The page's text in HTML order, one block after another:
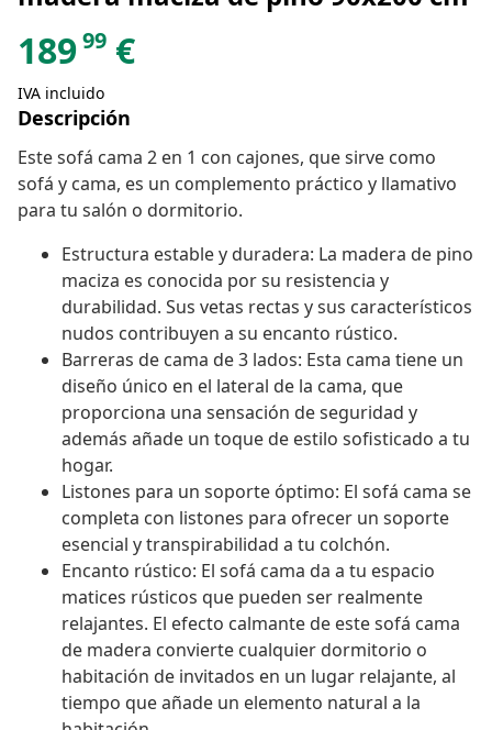
18999 €
IVA incluido
Descripción
Este sofá cama 2 en 1 con cajones, que sirve como
sofá y cama, es un complemento práctico y llamativo
para tu salón o dormitorio.
Estructura estable y duradera: La madera de pino
maciza es conocida por su resistencia y
durabilidad. Sus vetas rectas y sus característicos
nudos contribuyen a su encanto rústico.
Barreras de cama de 3 lados: Esta cama tiene un
diseño único en el lateral de la cama, que
proporciona una sensación de seguridad y
además añade un toque de estilo sofisticado a tu
hogar.
Listones para un soporte óptimo: El sofá cama se
completa con listones para ofrecer un soporte
esencial y transpirabilidad a tu colchón.
Encanto rústico: El sofá cama da a tu espacio
matices rústicos que pueden ser realmente
relajantes. El efecto calmante de este sofá cama
de madera convierte cualquier dormitorio o
habitación de invitados en un lugar relajante, al
tiempo que añade un elemento natural a la